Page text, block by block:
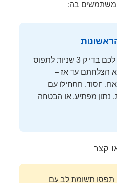
משתמשים בה:
המחקרים מראים שיש לכם בדיוק 3 שניות לתפוס
הצלחתם עד אז –
הסוד: התחילו עם
נתון מפתיע, או הבטחה
קצר
תפסו תשומת לב עם